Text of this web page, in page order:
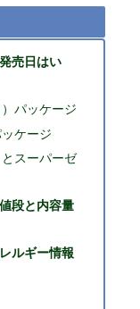
売日はい
パッケージ
ケージ
スーパーゼ
段と内容量
ルギー情報